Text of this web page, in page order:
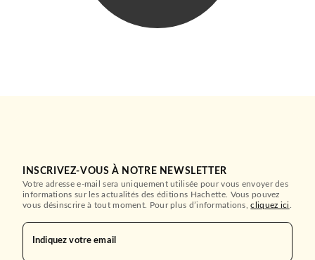
INSCRIVEZ-VOUS À NOTRE NEWSLETTER
Votre adresse e-mail sera uniquement utilisée pour vous envoyer des
informations sur les actualités des éditions Hachette. Vous pouvez
vous désinscrire à tout moment. Pour plus d’informations,cliquez ici
Indiquez votre email